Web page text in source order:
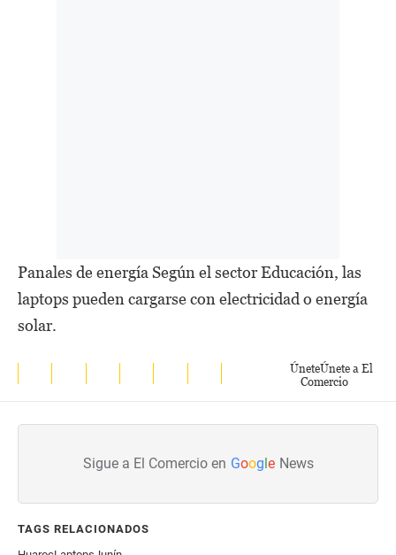
Panales de energía Según el sector Educación, las
laptops pueden cargarse con electricidad o energía
solar.
ÚneteÚnete a El
Comercio
Sigue a El Comercio en Google News
TAGS RELACIONADOS